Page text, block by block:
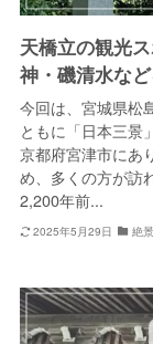
天橋立の観光
神・磯清水な
今回は、宮城県松
ともに「日本三景
京都府宮津市にあ
め、多くの方が訪
2,200年前...
2025年5月29日 絶